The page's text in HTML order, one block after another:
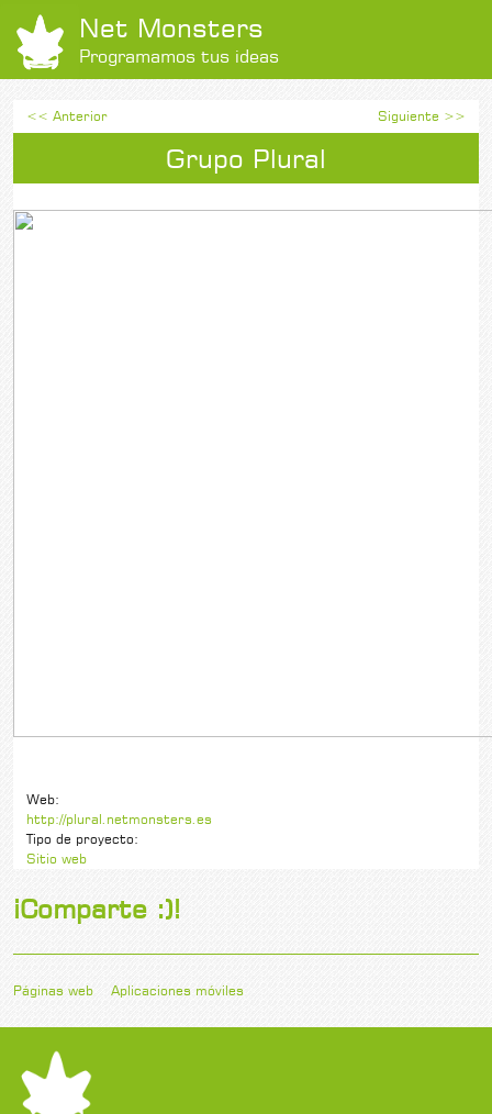
Net Monsters
Programamos tus ideas
<< Anterior Siguiente >>
Grupo Plural
Web:
http://plural.netmonsters.es
Tipo de proyecto:
Sitio web
¡Comparte :)!
Páginas web Aplicaciones móviles